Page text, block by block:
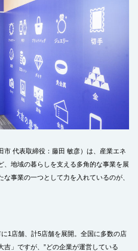
代表取締役：藤田 敏彦）は、産業エネ
、地域の暮らしを支える多角的な事業を展
事業の一つとして力を入れているのが、
1店舗、計5店舗を展開。全国に多数の店
」ですが、”どの企業が運営している